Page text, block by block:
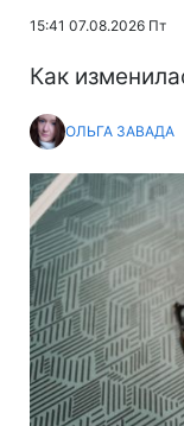
15:41 07.08.2026 Пт
Как
ОЛЬГА ЗАВАДА